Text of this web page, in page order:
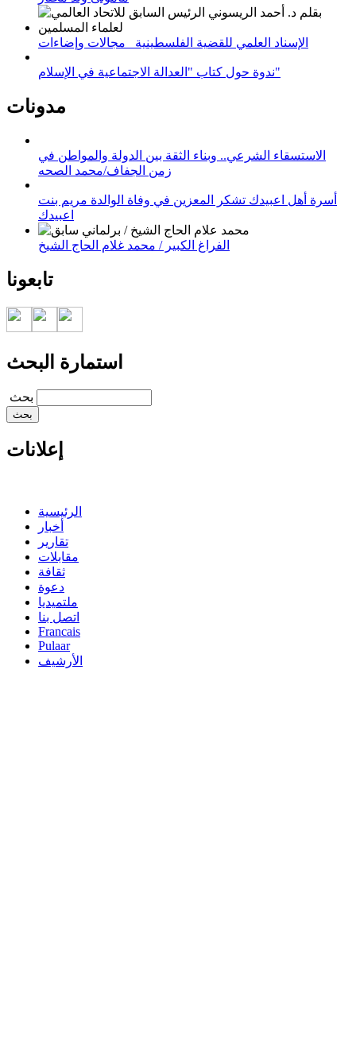
الإسناد العلمي للقضية الفلسطينية_ مجالات وإضاءات
ندوة حول كتاب "العدالة الاجتماعية في الإسلام"
مدونات
الاستسقاء الشرعي.. وبناء الثقة بين الدولة والمواطن في
زمن الجفاف/محمد الصحه
أسرة أهل اعبيدك تشكر المعزين في وفاة الوالدة مريم بنت
اعبيدك
الفراغ الكبير / محمد غلام الحاج الشيخ
تابعونا
استمارة البحث
‏بحث ‏
إعلانات
الرئيسية
أخبار
تقارير
مقابلات
ثقافة
دعوة
ملتميديا
اتصل بنا
Francais
Pulaar
الأرشيف